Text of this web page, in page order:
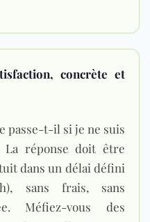
concrète et
passe-t-il si je ne suis
La réponse doit être
dans un délai défini
sans frais, sans
Méfiez-vous des